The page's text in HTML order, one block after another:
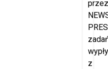
przez
z